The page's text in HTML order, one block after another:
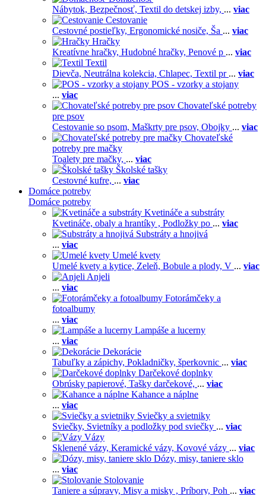
Nábytok, Bezpečnosť, Textil do detskej izby, ... viac
Cestovanie
Cestovné postieľky, Ergonomické nosiče, Ša ... viac
Hračky
Kreatívne hračky, Hudobné hračky, Penové p ... viac
Textil
Dievča, Neutrálna kolekcia, Chlapec, Textil pr ... viac
POS - vzorky a stojany
... viac
Chovateľské potreby
pre psov
Cestovanie so psom, Maškrty pre psov, Obojky ... viac
Chovateľské
potreby pre mačky
Toalety pre mačky, ... viac
Školské tašky
Cestovné kufre, ... viac
Domáce potreby
Domáce potreby
Kvetináče a substráty
Kvetináče, obaly a hrantíky , Podložky po ... viac
Substráty a hnojivá
... viac
Umelé kvety
Umelé kvety a kytice, Zeleň, Bobule a plody, V ... viac
Anjeli
... viac
Fotorámčeky a
fotoalbumy
... viac
Lampáše a lucerny
... viac
Dekorácie
Tabuľky a zápichy, Pokladničky, šperkovnic ... viac
Darčekové doplnky
Obrúsky papierové, Tašky darčekové, ... viac
Kahance a náplne
... viac
Sviečky a svietniky
Sviečky, Svietníky a podložky pod sviečky ... viac
Vázy
Sklenené vázy, Keramické vázy, Kovové vázy ... viac
Dózy, misy, taniere sklo
... viac
Stolovanie
Taniere a súpravy, Misy a misky , Príbory, Poh ... viac